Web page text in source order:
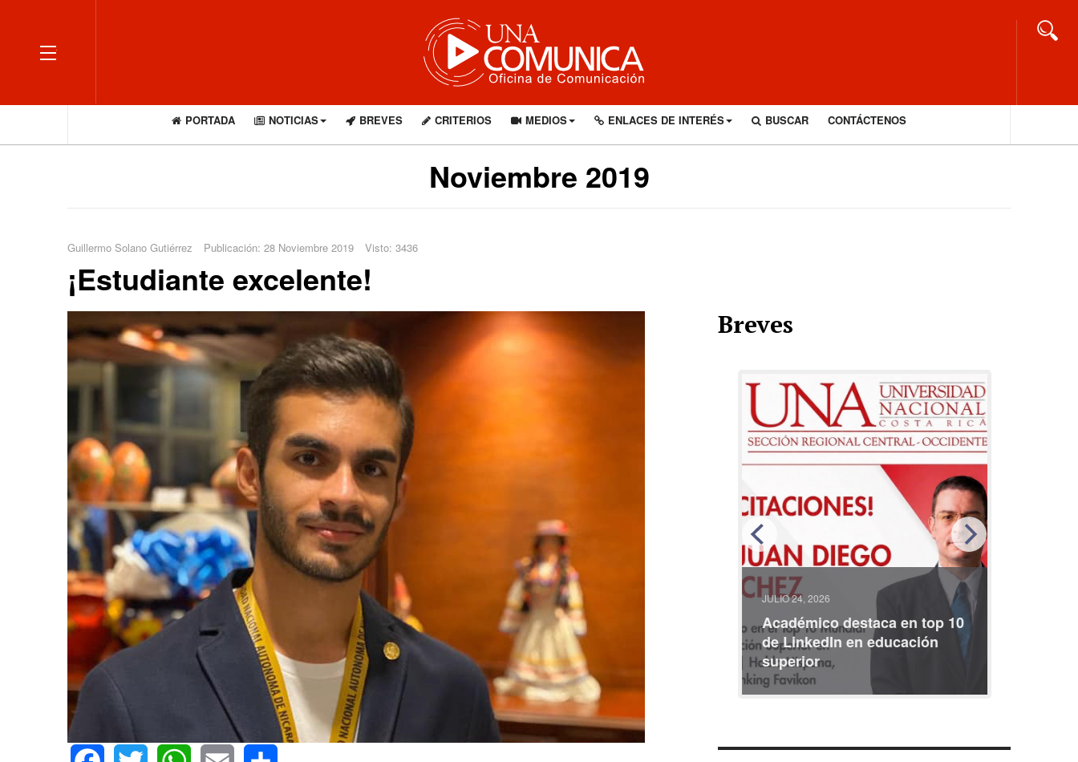
OFF CANVAS
PORTADA NOTICIAS BREVES CRITERIOS MEDIOS ENLACES DE INTERÉS BUSCAR CONTÁCTENOS
Noviembre 2019
Guillermo Solano Gutiérrez Publicación: 28 Noviembre 2019 Visto: 3436
¡Estudiante excelente!
Breves
AGOSTO 05, 2026
Consejo Universitario llama a
defender la democracia
JULIO 24, 2026
Rechazo al reparto desigual
de ganancias es mayor
cuando hubo esfuerzo
JULIO 24, 2026
Académico destaca en top 10
de LinkedIn en educación
superior